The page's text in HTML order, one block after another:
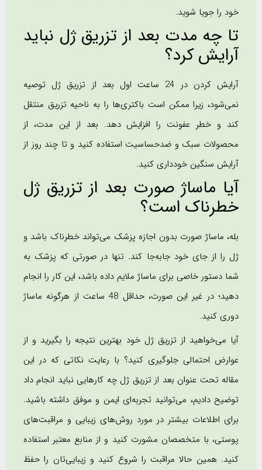
خود را جویا شوید.
تا چه مدت بعد از تزریق ژل نباید
آرایش کرد؟
آرایش کردن در 24 ساعت اول بعد از تزریق ژل توصیه
نمی‌شود، زیرا ممکن است باکتری‌ها را به ناحیه تزریق منتقل
کند و خطر عفونت را افزایش دهد. بعد از این مدت، از
محصولات سبک و ضدحساسیت استفاده کنید و تا چند روز از
آرایش سنگین خودداری کنید.
آیا ماساژ صورت بعد از تزریق ژل
خطرناک است؟
بله، ماساژ صورت بدون اجازه پزشک می‌تواند خطرناک باشد و
ژل را از جای خود جابه‌جا کند. تنها در صورتی که پزشک به
شما دستور خاصی برای ماساژ ملایم داده باشد، این کار را انجام
دهید؛ در غیر این صورت، حداقل 48 ساعت از هرگونه ماساژ
دوری کنید.
آیا می‌خواهید از تزریق ژل خود بهترین نتیجه را بگیرید و از
عوارض احتمالی جلوگیری کنید؟ با رعایت نکاتی که در این
مقاله تحت عنوان بعد از تزریق ژل چه کارهایی نباید انجام داد
توضیح دادیم، می‌توانید تجربه‌ای ایمن و موفق داشته باشید.
برای اطلاعات بیشتر در مورد روش‌های زیبایی و مراقبت‌های
پوستی، با متخصصان مشورت کنید و از منابع معتبر استفاده
کنید. همین حالا مراقبت را شروع کنید و زیبایی‌تان را حفظ